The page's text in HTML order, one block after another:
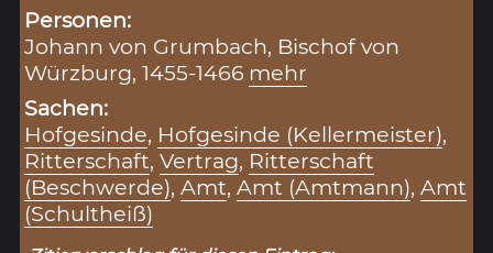
Personen:
Johann von Grumbach, Bischof von
Würzburg, 1455-1466 mehr
Sachen:
Hofgesinde, Hofgesinde (Kellermeister),
Ritterschaft,Vertrag, Ritterschaft
(Beschwerde),Amt,Amt (Amtmann),Amt
(Schultheiß)